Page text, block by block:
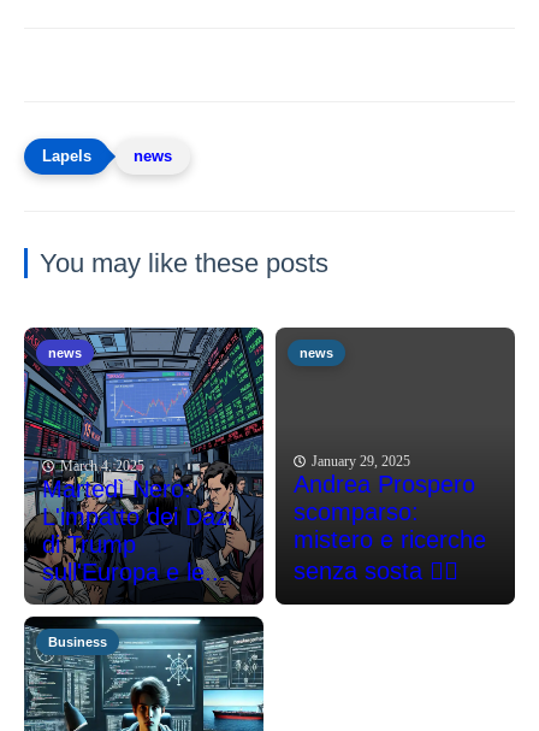
news
You may like these posts
news
March 4, 2025
Martedì Nero:
L'impatto dei Dazi
di Trump
sull'Europa e le...
news
January 29, 2025
Andrea Prospero
scomparso:
mistero e ricerche
senza sosta 🕵️‍♂️
Business